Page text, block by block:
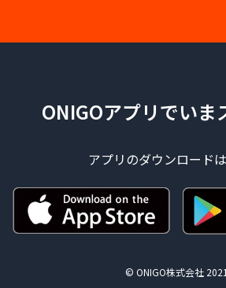
ONIGOアプリでいま
アプリのダウンロード
© ONIGO株式会社 2021